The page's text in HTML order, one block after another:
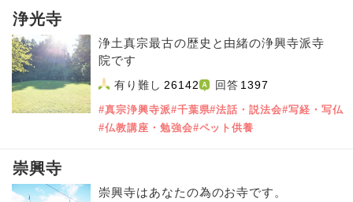
浄光寺
浄土真宗最古の歴史と由緒の浄興寺派寺
院です
有り難し 26142 回答 1397
#真宗浄興寺派#千葉県#法話・説法会#写経・写仏
#仏教講座・勉強会#ペット供養
崇興寺
崇興寺はあなたの為のお寺です。